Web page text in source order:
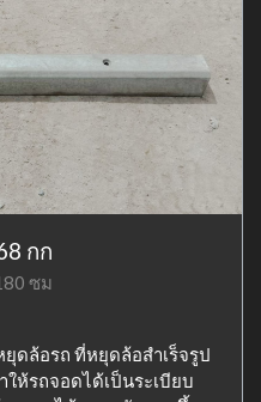
กก
ซม
ดล้อรถ ที่หยุดล้อสำเร็จรูป
ให้รถจอดได้เป็นระเบียบ